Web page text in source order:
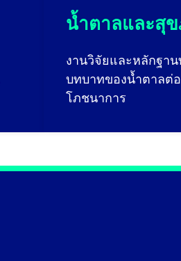
น้ำตาลและสุ
งานวิจัยและหลักฐาน
บทบาทของน้ำตาลต่
โภชนาการ